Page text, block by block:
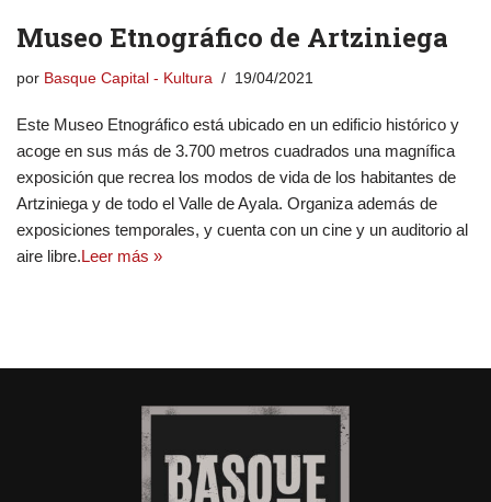
Museo Etnográfico de Artziniega
por Basque Capital - Kultura 19/04/2021
Este Museo Etnográfico está ubicado en un edificio histórico y
acoge en sus más de 3.700 metros cuadrados una magnífica
exposición que recrea los modos de vida de los habitantes de
Artziniega y de todo el Valle de Ayala. Organiza además de
exposiciones temporales, y cuenta con un cine y un auditorio al
aire libre.Leer más »